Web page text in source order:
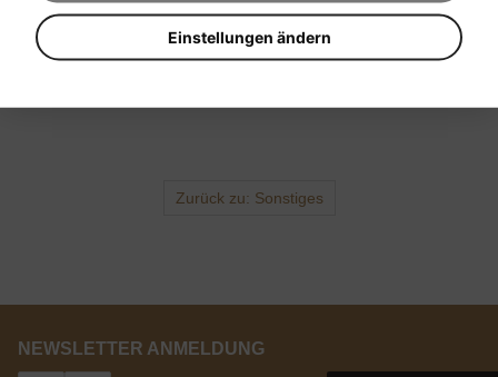
Einstellungen ändern
Zurück zu: Sonstiges
NEWSLETTER ANMELDUNG